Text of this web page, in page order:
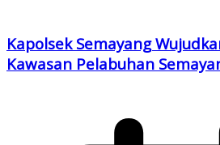
Kapolsek Semayang
Kawasan Pelabuhan